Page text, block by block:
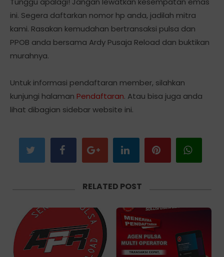
ini. Segera daftarkan nomor hp anda, jadilah mitra
kami. Rasakan kemudahan bertransaksi pulsa dan
PPOB anda bersama Ardy Pusaja Reload dan buktikan
murahnya.
Untuk informasi pendaftaran member, silahkan
kunjungi halaman Pendaftaran. Atau bisa juga anda
lihat dibagian sidebar website ini.
RELATED POST